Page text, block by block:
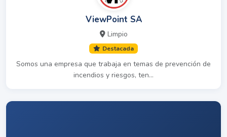
ViewPoint SA
Limpio
Destacada
Somos una empresa que trabaja en temas de prevención de
incendios y riesgos, ten…